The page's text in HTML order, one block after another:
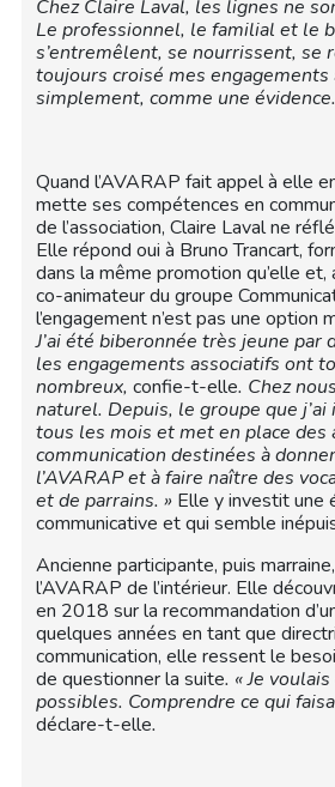
Chez Claire Laval, les lignes ne
Le professionnel, le familial et le
s’entremêlent, se nourrissent, se
toujours croisé mes
simplement, comme une évidence.
Quand l’AVARAP fait appel à elle
mette ses compétences en
de l’association, Claire Laval ne
Elle répond oui à Bruno Trancart,
dans la même promotion qu’elle et,
co-animateur du groupe
l’engagement n’est pas une option
J’ai été biberonnée très jeune par
les engagements associatifs ont
nombreux, confie-t-elle. Chez
naturel. Depuis, le groupe que
tous les mois et met en place des
communication destinées à
l’AVARAP et à faire naître des
et de parrains. » Elle y investit une
communicative et qui semble
Ancienne participante, puis
l’AVARAP de l’intérieur. Elle
en 2018 sur la recommandation
quelques années en tant que
communication, elle ressent le
de questionner la suite. « Je
possibles. Comprendre ce qui
déclare-t-elle.